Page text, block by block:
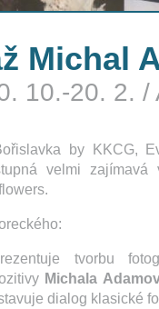
Michal
10.-20. 2. /
by KKCG,
velmi zajímavá
tvorbu
Michala
dialog klasické